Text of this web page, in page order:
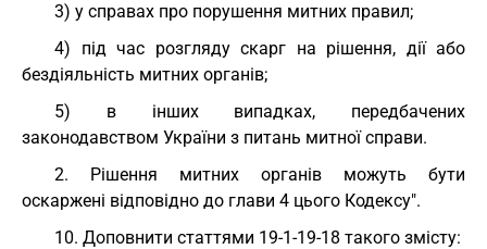
3) у справах про порушення митних правил;
4) під час розгляду скарг на рішення, дії або
бездіяльність митних органів;
5) в інших випадках, передбачених
законодавством України з питань митної справи.
2. Рішення митних органів можуть бути
оскаржені відповідно до глави 4 цього Кодексу".
10. Доповнити статтями 19-1-19-18 такого змісту: